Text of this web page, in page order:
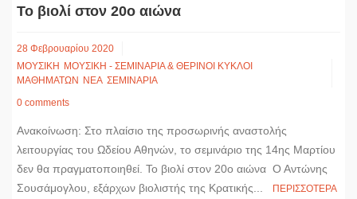
Το βιολί στον 20ο αιώνα
28 Φεβρουαρίου 2020
ΜΟΥΣΙΚΗ ΜΟΥΣΙΚΗ - ΣΕΜΙΝΑΡΙΑ & ΘΕΡΙΝΟΙ ΚΥΚΛΟΙ
ΜΑΘΗΜΑΤΩΝ ΝΕΑ ΣΕΜΙΝΑΡΙΑ
0 comments
Ανακοίνωση: Στο πλαίσιο της προσωρινής αναστολής
λειτουργίας του Ωδείου Αθηνών, το σεμινάριο της 14ης Μαρτίου
δεν θα πραγματοποιηθεί. Το βιολί στον 20ο αιώνα Ο Αντώνης
Σουσάμογλου, εξάρχων βιολιστής της Κρατικής...
ΠΕΡΙΣΣΟΤΕΡΑ